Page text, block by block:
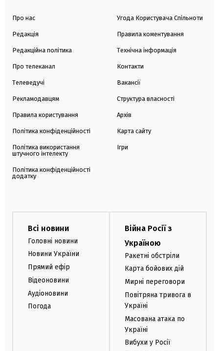
Про нас
Редакція
Редакційна політика
Про телеканал
Телеведучі
Рекламодавцям
Правила користування
Політика конфіденційності
Політика використання
штучного інтелекту
Політика конфіденційності
додатку
Угода Користувача Спільноти
Правила коментування
Технічна інформація
Контакти
Вакансії
Структура власності
Архів
Карта сайту
Ігри
Всі новини
Головні новини
Новини України
Прямий ефір
Відеоновини
Аудіоновини
Погода
Війна Росії з
Україною
Ракетні обстріли
Карта бойових дій
Мирні переговори
Повітряна тривога в
Україні
Масована атака по
Україні
Вибухи у Росії